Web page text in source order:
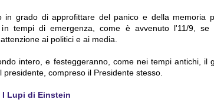
grado di approfittare del panico e della memoria
tempi di emergenza, come è avvenuto l'11/9, se
ai politici e ai media.
intero, e festeggeranno, come nei tempi antichi, il
compreso il Presidente stesso.
I Lupi di Einstein